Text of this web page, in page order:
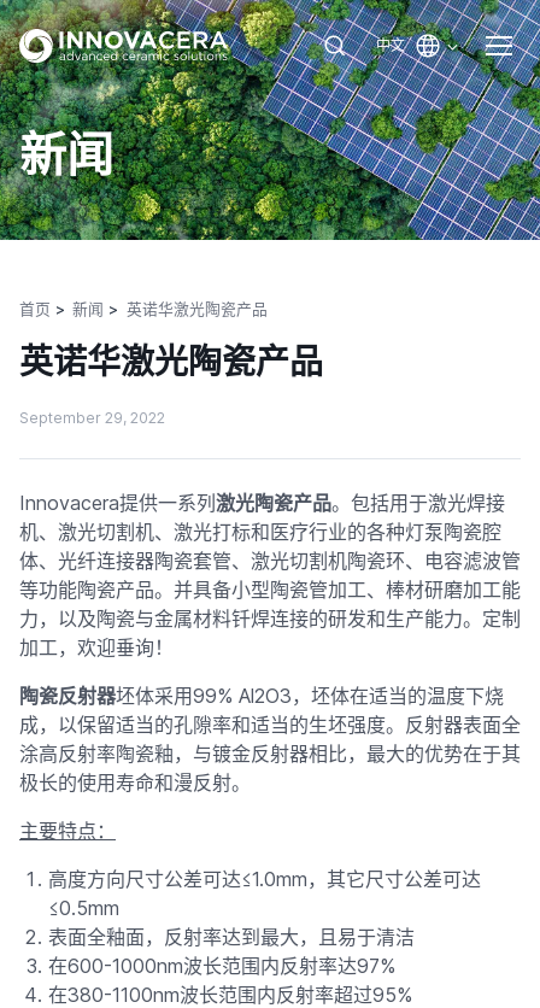
中文
新闻
首页 新闻 英诺华激​​光陶瓷产品
英诺华激​​光陶瓷产品
September 29, 2022
Innovacera提供一系列 激光陶瓷产品。包括用于激光焊接
机、激光切割机、激光打标和医疗行业的各种灯泵陶瓷腔
体、光纤连接器陶瓷套管、激光切割机陶瓷环、电容滤波管
等功能陶瓷产品。并具备小型陶瓷管加工、棒材研磨加工能
力，以及陶瓷与金属材料钎焊连接的研发和生产能力。定制
加工，欢迎垂询！
陶瓷反射器坯体采用99% Al2O3，坯体在适当的温度下烧
成，以保留适当的孔隙率和适当的生坯强度。反射器表面全
涂高反射率陶瓷釉，与镀金反射器相比，最大的优势在于其
极长的使用寿命和漫反射。
主要特点：
高度方向尺寸公差可达≤1.0mm，其它尺寸公差可达
≤0.5mm
表面全釉面，反射率达到最大，且易于清洁
在600-1000nm波长范围内反射率达97%
在380-1100nm波长范围内反射率超过95%